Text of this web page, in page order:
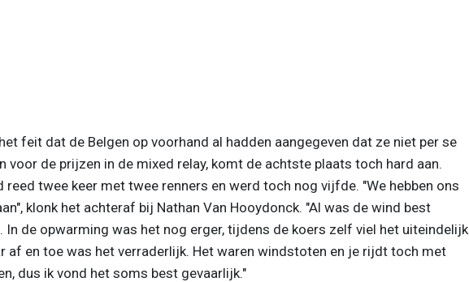
feit dat de Belgen op voorhand al hadden aangegeven dat ze niet per se
voor de prijzen in de mixed relay, komt de achtste plaats toch hard aan.
reed twee keer met twee renners en werd toch nog vijfde. "We hebben ons
klonk het achteraf bij Nathan Van Hooydonck. "Al was de wind best
In de opwarming was het nog erger, tijdens de koers zelf viel het uiteindelijk
af en toe was het verraderlijk. Het waren windstoten en je rijdt toch met
dus ik vond het soms best gevaarlijk."